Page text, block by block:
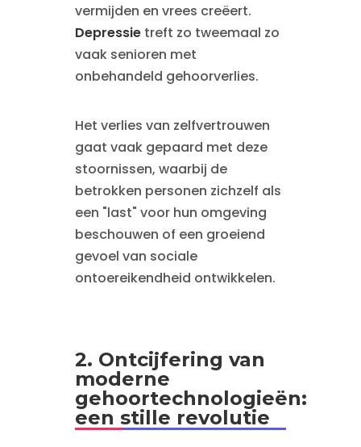
vermijden en vrees creëert.
Depressietreft zo tweemaal zo
vaak senioren met
onbehandeld gehoorverlies.
Het verlies van zelfvertrouwen
gaat vaak gepaard met deze
stoornissen, waarbij de
betrokken personen zichzelf als
een "last" voor hun omgeving
beschouwen of een groeiend
gevoel van sociale
ontoereikendheid ontwikkelen.
2. Ontcijfering van
moderne
gehoortechnologieën:
een stille revolutie